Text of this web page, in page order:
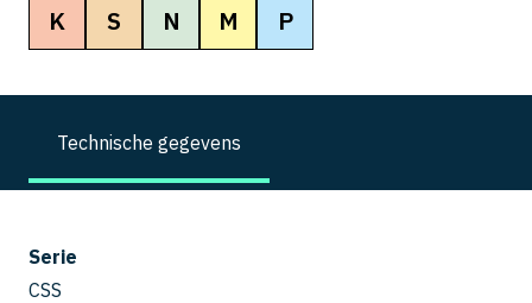
K S N M P
Technische gegevens
Serie
CSS